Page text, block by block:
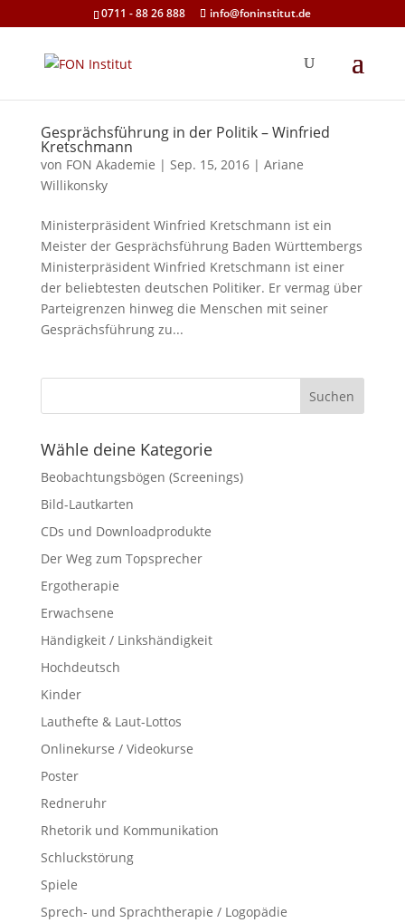
0711 - 88 26 888 info@foninstitut.de
Gesprächsführung in der Politik – Winfried
Kretschmann
von FON Akademie | Sep. 15, 2016| Ariane
Willikonsky
Ministerpräsident Winfried Kretschmann ist ein
Meister der Gesprächsführung Baden Württembergs
Ministerpräsident Winfried Kretschmann ist einer
der beliebtesten deutschen Politiker. Er vermag über
Parteigrenzen hinweg die Menschen mit seiner
Gesprächsführung zu...
Wähle deine Kategorie
Beobachtungsbögen (Screenings)
Bild-Lautkarten
CDs und Downloadprodukte
Der Weg zum Topsprecher
Ergotherapie
Erwachsene
Händigkeit / Linkshändigkeit
Hochdeutsch
Kinder
Lauthefte & Laut-Lottos
Onlinekurse / Videokurse
Poster
Redneruhr
Rhetorik und Kommunikation
Schluckstörung
Spiele
Sprech- und Sprachtherapie / Logopädie